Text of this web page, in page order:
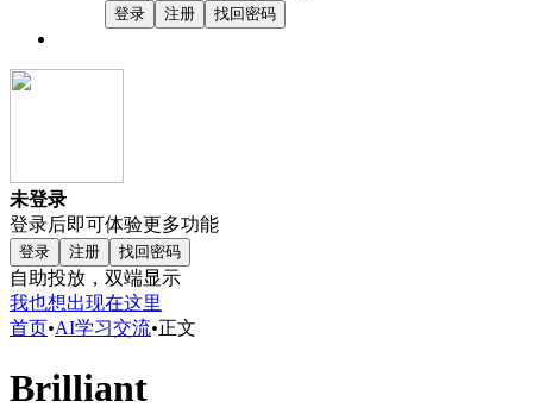
登录 注册 找回密码
未登录
登录后即可体验更多功能
登录 注册 找回密码
自助投放，双端显示
我也想出现在这里
首页•AI学习交流•正文
Brilliant